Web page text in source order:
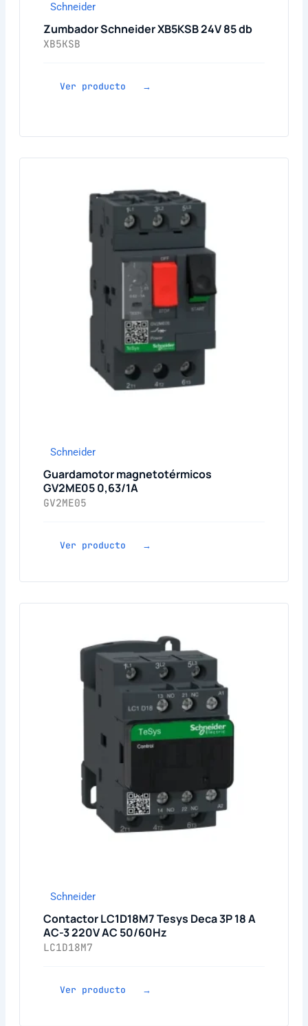
Schneider
Zumbador Schneider XB5KSB 24V 85 db
XB5KSB
Ver producto →
Schneider
Guardamotor magnetotérmicos
GV2ME05 0,63/1A
GV2ME05
Ver producto →
Schneider
Contactor LC1D18M7 Tesys Deca 3P 18 A
AC-3 220V AC 50/60Hz
LC1D18M7
Ver producto →